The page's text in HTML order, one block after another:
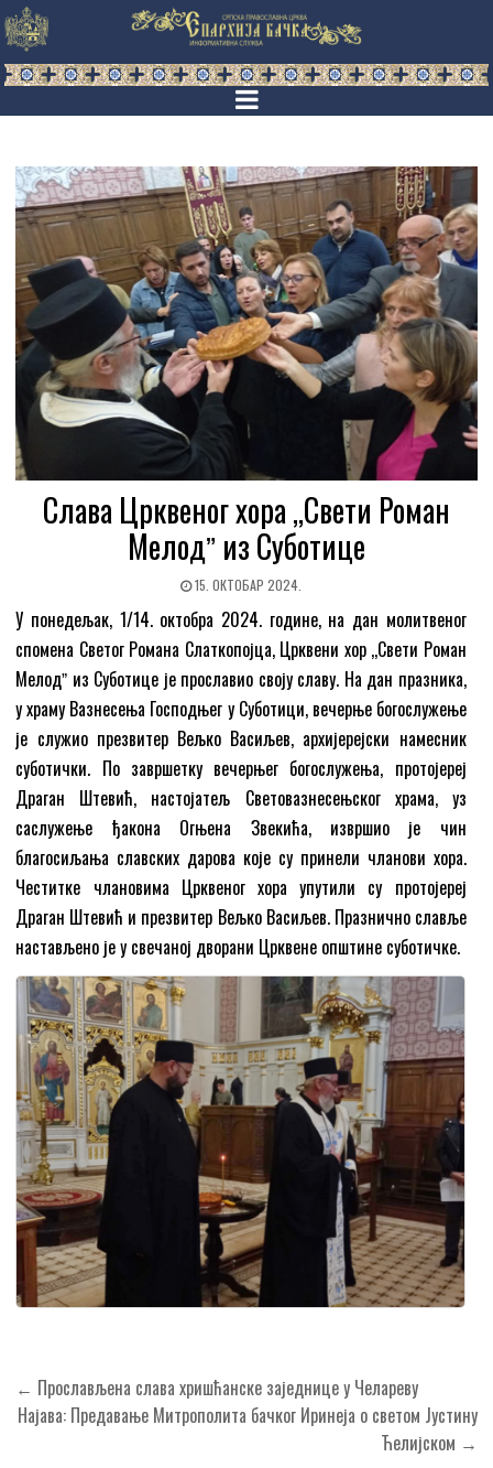
Слава Црквеног хора ,,Свети Роман
Мелодˮ из Суботице
15. ОКТОБАР 2024.
У понедељак, 1/14. октобра 2024. године, на дан молитвеног
спомена Светог Романа Слаткопојца, Црквени хор ,,Свети Роман
Мелодˮ из Суботице је прославио своју славу. На дан празника,
у храму Вазнесења Господњег у Суботици, вечерње богослужење
је служио презвитер Вељко Васиљев, архијерејски намесник
суботички. По завршетку вечерњег богослужења, протојереј
Драган Штевић, настојатељ Световазнесењског храма, уз
саслужење ђакона Огњена Звекића, извршио је чин
благосиљања славских дарова које су принели чланови хора.
Честитке члановима Црквеног хора упутили су протојереј
Драган Штевић и презвитер Вељко Васиљев. Празнично славље
настављено је у свечаној дворани Црквене општине суботичке.
Кретање
чланка
← Прослављена слава хришћанске заједнице у Челареву
Најава: Предавање Митрополита бачког Иринеја о светом Јустину
Ћелијском →